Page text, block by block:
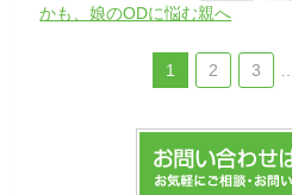
かも、娘のODに悩む親へ
1 2 3